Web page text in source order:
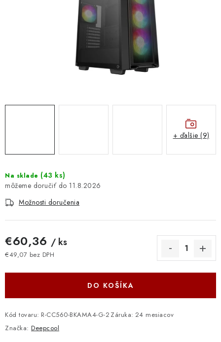
: TOP PRODUKTY
Obchodné podmienky
Ochrana osobných údajov
Moja objednávka
Odstúpenie od zmluvy
Na sklade (43 ks)
11.8.2026
Možnosti doručenia
€60,36 / ks
€49,07 bez DPH
DO KOŠÍKA
Kód tovaru: R-CC560-BKAMA4-G-2 Záruka: 24 mesiacov
Značka: Deepcool
+ ďalšie (9)